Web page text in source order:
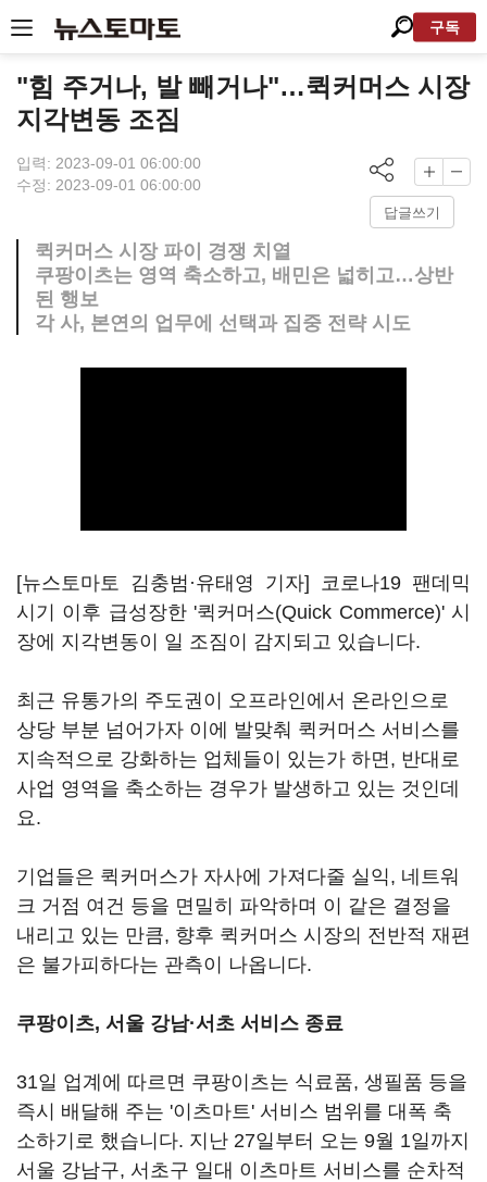
구독
"힘 주거나, 발 빼거나"…퀵커머스 시장
지각변동 조짐
입력: 2023-09-01 06:00:00
수정: 2023-09-01 06:00:00
답글쓰기
퀵커머스 시장 파이 경쟁 치열
쿠팡이츠는 영역 축소하고, 배민은 넓히고…상반
된 행보
각 사, 본연의 업무에 선택과 집중 전략 시도
[뉴스토마토 김충범·유태영 기자] 코로나19 팬데믹
시기 이후 급성장한 '퀵커머스(Quick Commerce)' 시
장에 지각변동이 일 조짐이 감지되고 있습니다.
최근 유통가의 주도권이 오프라인에서 온라인으로
상당 부분 넘어가자 이에 발맞춰 퀵커머스 서비스를
지속적으로 강화하는 업체들이 있는가 하면, 반대로
사업 영역을 축소하는 경우가 발생하고 있는 것인데
요.
기업들은 퀵커머스가 자사에 가져다줄 실익, 네트워
크 거점 여건 등을 면밀히 파악하며 이 같은 결정을
내리고 있는 만큼, 향후 퀵커머스 시장의 전반적 재편
은 불가피하다는 관측이 나옵니다.
쿠팡이츠, 서울 강남·서초 서비스 종료
31일 업계에 따르면 쿠팡이츠는 식료품, 생필품 등을
즉시 배달해 주는 '이츠마트' 서비스 범위를 대폭 축
소하기로 했습니다. 지난 27일부터 오는 9월 1일까지
서울 강남구, 서초구 일대 이츠마트 서비스를 순차적